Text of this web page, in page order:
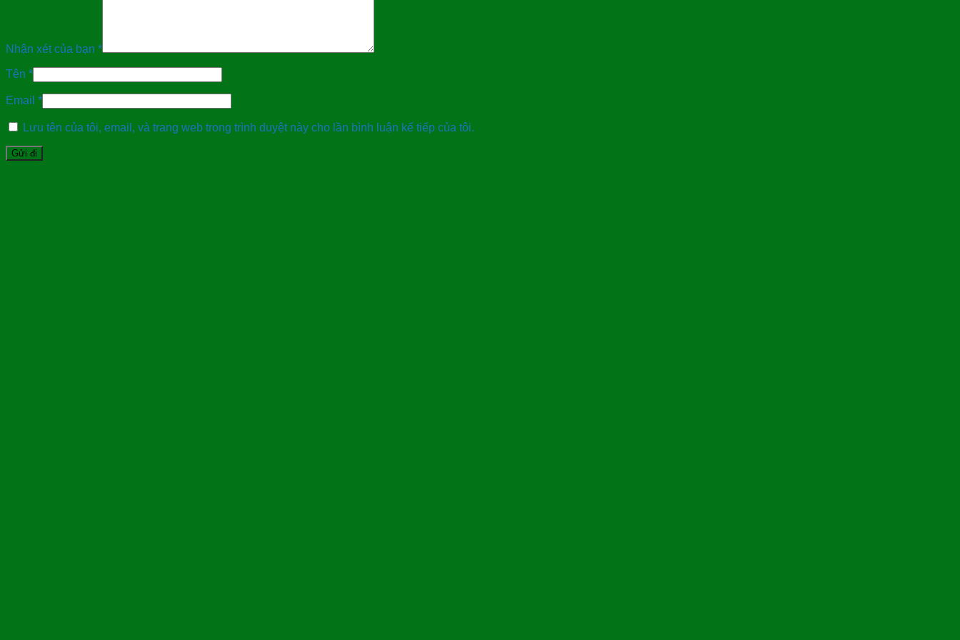
Nhận xét của bạn *
Tên *
Email *
Lưu tên của tôi, email, và trang web trong trình duyệt này cho lần bình luận kế tiếp của tôi.